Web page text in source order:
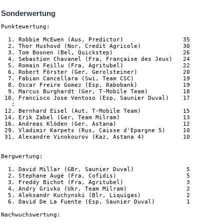
Sonderwertung
Punktewertung:
  1. Robbie McEwen (Aus, Predictor)                 35
  2. Thor Hushovd (Nor, Credit Agricole)            30
  3. Tom Boonen (Bel, Quickstep)                    26
  4. Sebastien Chavanel (Fra, Française des Jeux)   24
  5. Romain Feillu (Fra, Agritubel)                 22
  6. Robert Förster (Ger, Gerolsteiner)             20
  7. Fabian Cancellara (Swi, Team CSC)              19
  8. Oscar Freire Gomez (Esp, Rabobank)             19
  9. Marcus Burghardt (Ger, T-Mobile Team)          18
10. Francisco Jose Ventoso (Esp, Saunier Duval)    17
   :
12. Bernhard Eisel (Aut, T-Mobile Team)            15
14. Erik Zabel (Ger, Team Milram)                  13
16. Andreas Klöden (Ger, Astana)                   12
29. Vladimir Karpets (Rus, Caisse d'Epargne 5)     10
31. Alexandre Vinokourov (Kaz, Astana 4)           10
Bergwertung:
  1. David Millar (GBr, Saunier Duval)               5
  2. Stephane Augé (Fra, Cofidis)                    5
  3. Freddy Bichot (Fra, Agritubel)                  3
  4. Andry Grivko (Ukr, Team Milram)                 2
  5. Aleksandr Kuchynski (Blr, Liquigas)             2
  6. David De La Fuente (Esp, Saunier Duval)         1
Nachwuchswertung: